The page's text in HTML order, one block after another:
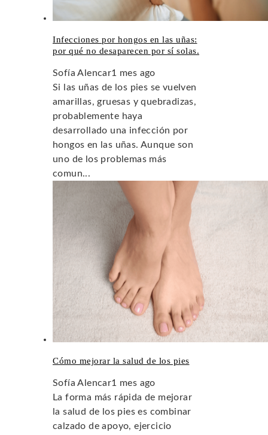
Infecciones por hongos en las uñas:
por qué no desaparecen por sí solas.
Sofía Alencar1 mes ago
Si las uñas de los pies se vuelven
amarillas, gruesas y quebradizas,
probablemente haya
desarrollado una infección por
hongos en las uñas. Aunque son
uno de los problemas más
comun...
Cómo mejorar la salud de los pies
Sofía Alencar1 mes ago
La forma más rápida de mejorar
la salud de los pies es combinar
calzado de apoyo, ejercicio